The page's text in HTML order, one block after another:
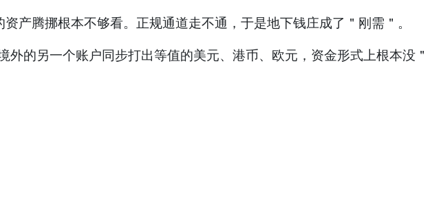
产腾挪根本不够看。正规通道走不通，于是地下钱庄成了＂刚需＂。
的另一个账户同步打出等值的美元、港币、欧元，资金形式上根本没＂